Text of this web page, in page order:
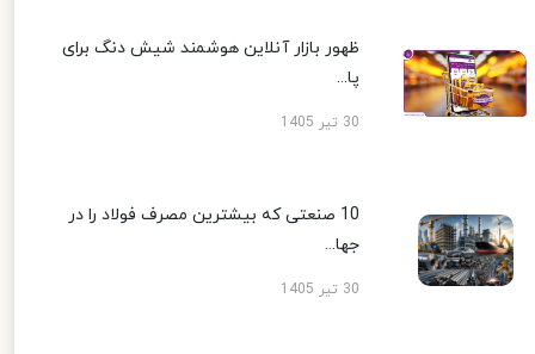
ظهور بازار آنلاین هوشمند شیش دنگ برای
پا...
30 تیر 1405
10 صنعتی که بیشترین مصرف فولاد را در
جها...
30 تیر 1405